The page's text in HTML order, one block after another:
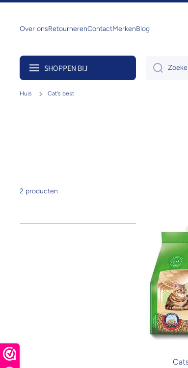
Over onsRetournerenContactMerkenBlog
SHOPPEN BIJ
Huis Cat's best
2 producten